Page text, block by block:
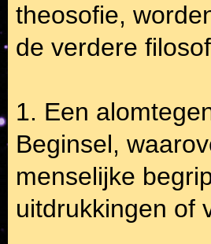
theosofie,
de verdere
1. Een
Beginsel,
menselijke
uitdrukkingen of